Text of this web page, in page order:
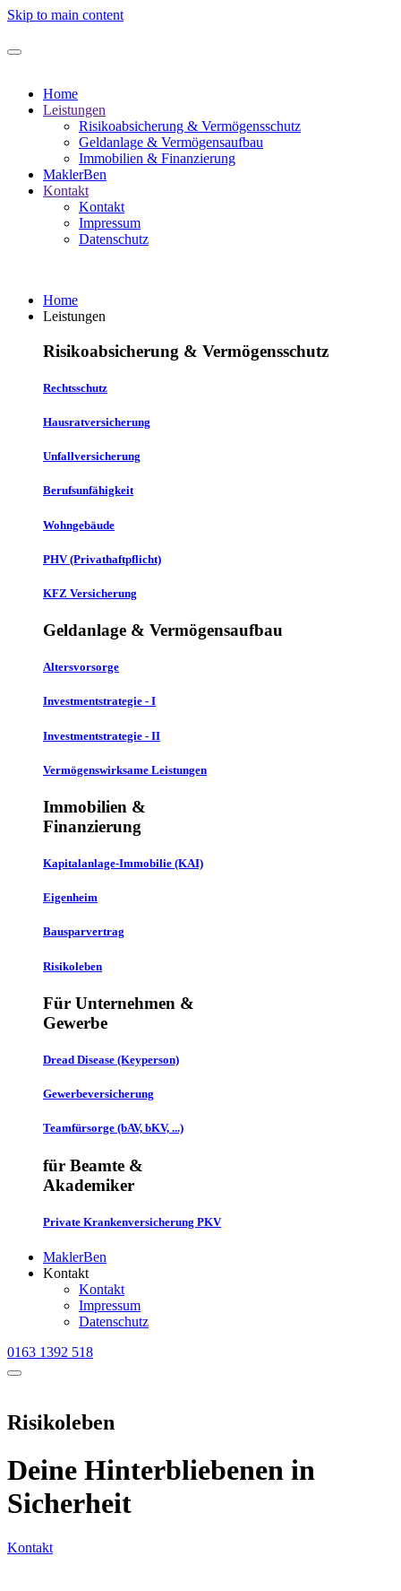
Skip to main content
Home
Leistungen
Risikoabsicherung & Vermögensschutz
Geldanlage & Vermögensaufbau
Immobilien & Finanzierung
MaklerBen
Kontakt
Kontakt
Impressum
Datenschutz
Home
Leistungen
Risikoabsicherung & Vermögensschutz
Rechtsschutz
Hausratversicherung
Unfallversicherung
Berufsunfähigkeit
Wohngebäude
PHV (Privathaftpflicht)
KFZ Versicherung
Geldanlage & Vermögensaufbau
Altersvorsorge
Investmentstrategie - I
Investmentstrategie - II
Vermögenswirksame Leistungen
Immobilien &
Finanzierung
Kapitalanlage-Immobilie (KAI)
Eigenheim
Bausparvertrag
Risikoleben
Für Unternehmen &
Gewerbe
Dread Disease (Keyperson)
Gewerbeversicherung
Teamfürsorge (bAV, bKV, ...)
für Beamte &
Akademiker
Private Krankenversicherung PKV
MaklerBen
Kontakt
Kontakt
Impressum
Datenschutz
0163 1392 518
Risikoleben
Deine Hinterbliebenen in
Sicherheit
Kontakt